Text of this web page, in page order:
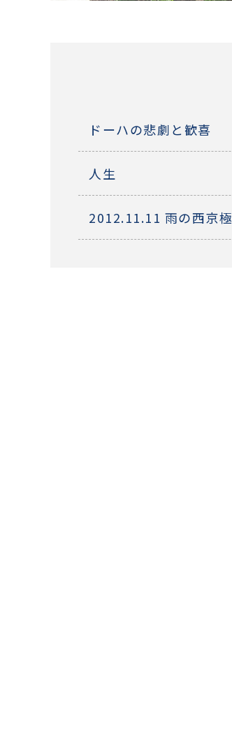
ドーハの悲劇と歓喜
人生
2012.11.11 雨の西京極